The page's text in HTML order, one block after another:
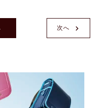
次へ